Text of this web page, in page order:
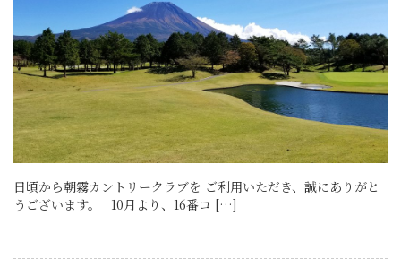
日頃から朝霧カントリークラブを ご利用いただき、誠にありがと
うございます。 10月より、16番コ […]